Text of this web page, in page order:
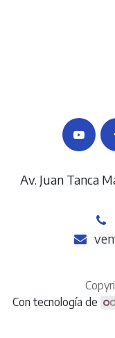
Av. Juan Tanca
Con tecnología de